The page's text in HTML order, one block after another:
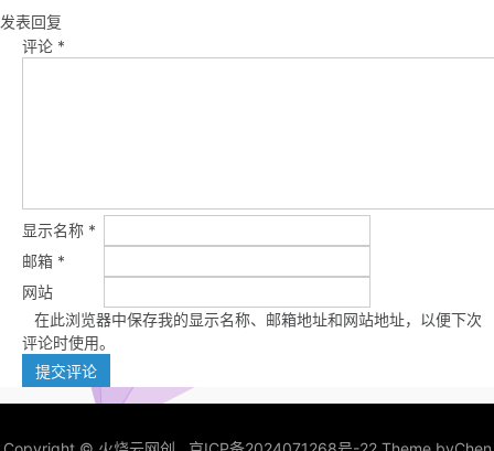
发表回复
评论 *
显示名称 *
邮箱 *
网站
在此浏览器中保存我的显示名称、邮箱地址和网站地址，以便下次
评论时使用。